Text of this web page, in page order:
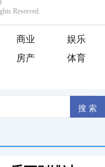
商业
娱乐
房产
体育